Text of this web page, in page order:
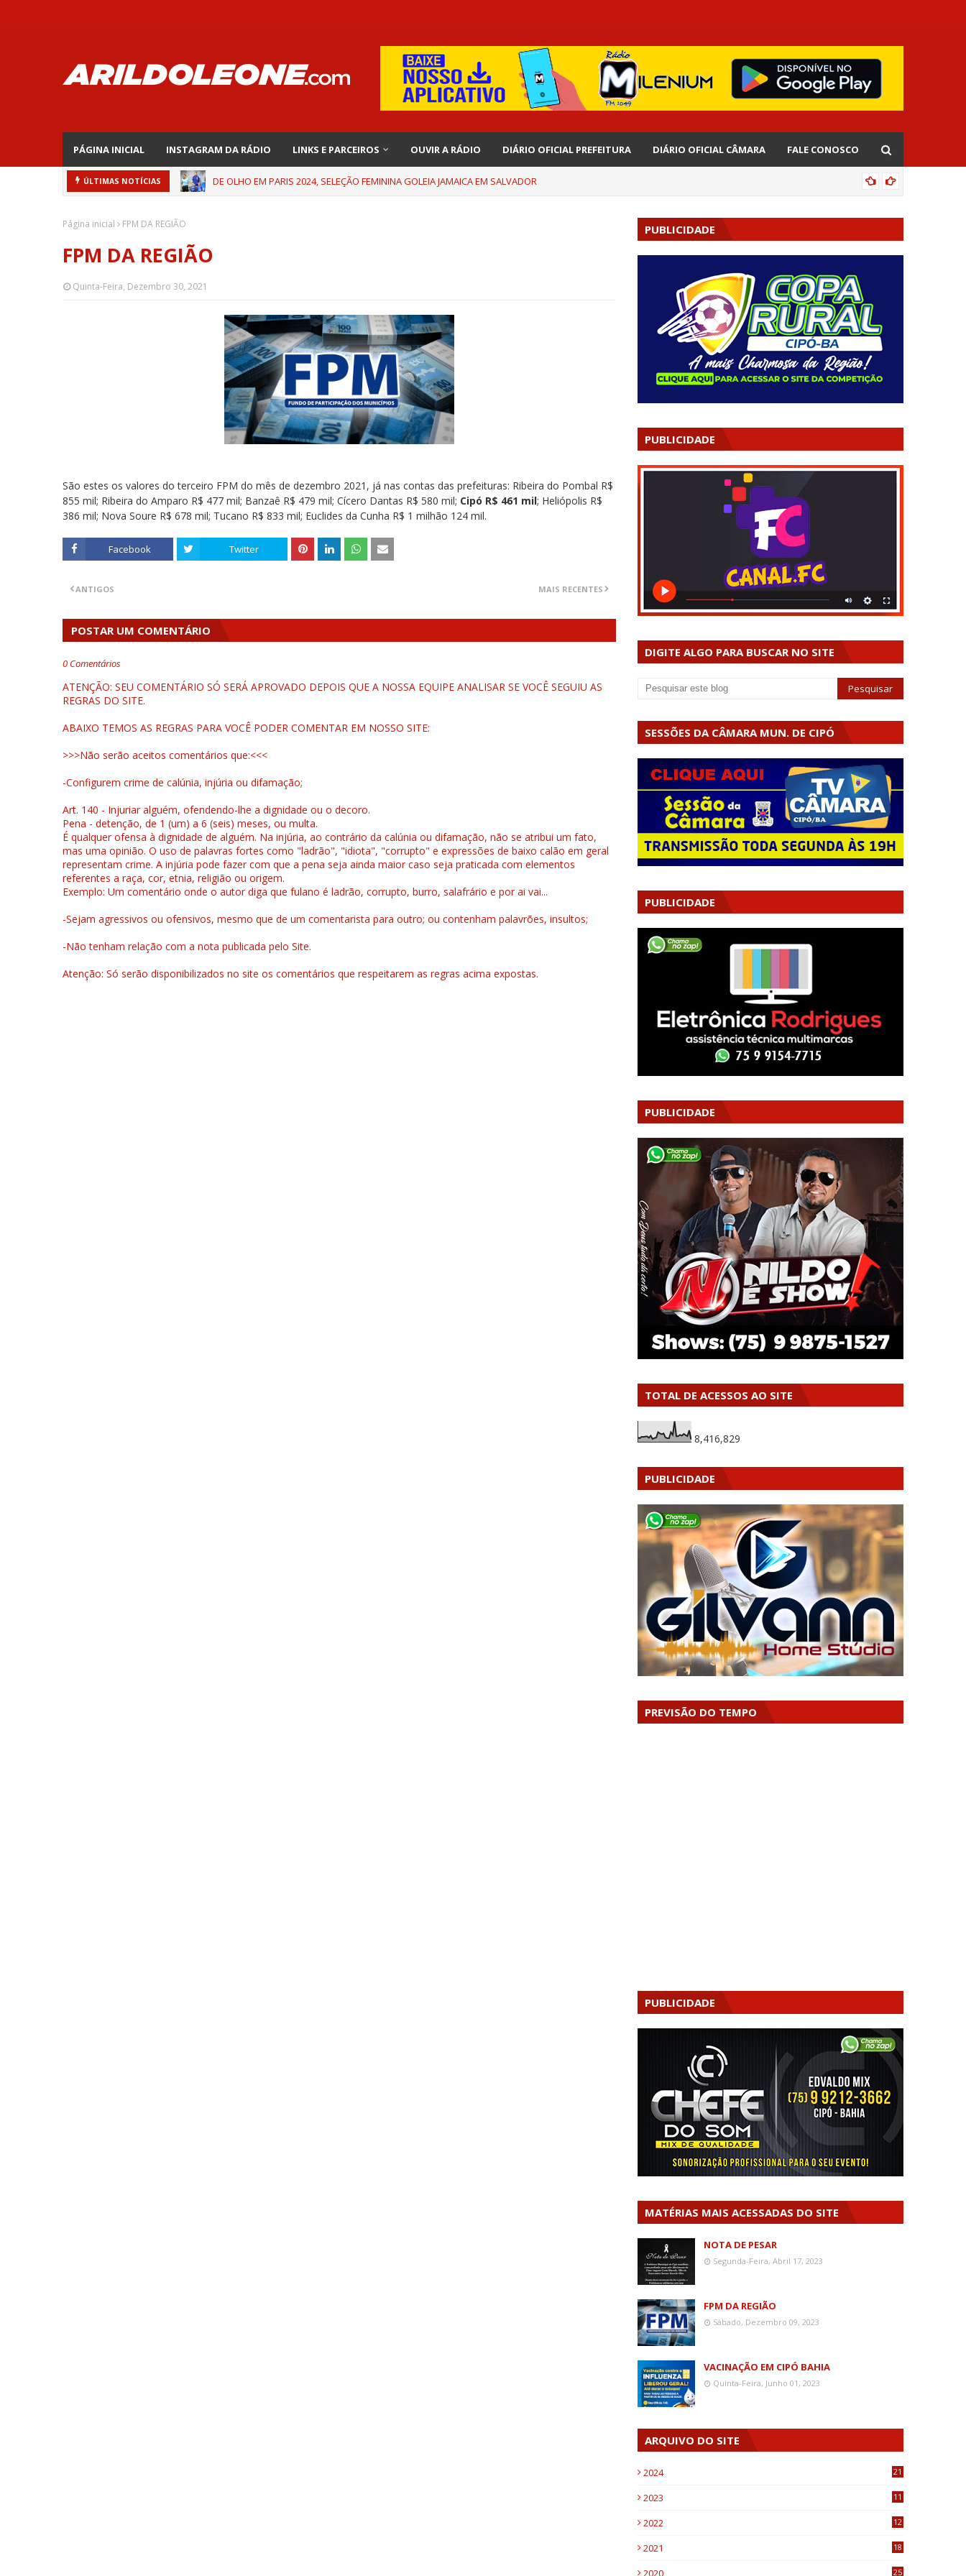
PÁGINA INICIAL INSTAGRAM DA RÁDIO LINKS E PARCEIROS OUVIR A RÁDIO DIÁRIO OFICIAL PREFEITURA DIÁRIO OFICIAL CÂMARA FALE CONOSCO
ÚLTIMAS NOTÍCIAS DE OLHO EM PARIS 2024, SELEÇÃO FEMININA GOLEIA JAMAICA EM SALVADOR
Página inicial FPM DA REGIÃO
FPM DA REGIÃO
Quinta-Feira, Dezembro 30, 2021
São estes os valores do terceiro FPM do mês de dezembro 2021, já nas contas das prefeituras: Ribeira do Pombal R$
855 mil; Ribeira do Amparo R$ 477 mil; Banzaê R$ 479 mil; Cícero Dantas R$ 580 mil; Cipó R$ 461 mil; Heliópolis R$
386 mil; Nova Soure R$ 678 mil; Tucano R$ 833 mil; Euclides da Cunha R$ 1 milhão 124 mil.
Facebook Twitter
MAIS RECENTES
ANTIGOS
POSTAR UM COMENTÁRIO
0 Comentários
ATENÇÃO: SEU COMENTÁRIO SÓ SERÁ APROVADO DEPOIS QUE A NOSSA EQUIPE ANALISAR SE VOCÊ SEGUIU AS
REGRAS DO SITE.
ABAIXO TEMOS AS REGRAS PARA VOCÊ PODER COMENTAR EM NOSSO SITE:
>>>Não serão aceitos comentários que:<<<
-Configurem crime de calúnia, injúria ou difamação;
Art. 140 - Injuriar alguém, ofendendo-lhe a dignidade ou o decoro.
Pena - detenção, de 1 (um) a 6 (seis) meses, ou multa.
É qualquer ofensa à dignidade de alguém. Na injúria, ao contrário da calúnia ou difamação, não se atribui um fato,
mas uma opinião. O uso de palavras fortes como "ladrão", "idiota", "corrupto" e expressões de baixo calão em geral
representam crime. A injúria pode fazer com que a pena seja ainda maior caso seja praticada com elementos
referentes a raça, cor, etnia, religião ou origem.
Exemplo: Um comentário onde o autor diga que fulano é ladrão, corrupto, burro, salafrário e por ai vai...
-Sejam agressivos ou ofensivos, mesmo que de um comentarista para outro; ou contenham palavrões, insultos;
-Não tenham relação com a nota publicada pelo Site.
Atenção: Só serão disponibilizados no site os comentários que respeitarem as regras acima expostas.
PUBLICIDADE
PUBLICIDADE
DIGITE ALGO PARA BUSCAR NO SITE
SESSÕES DA CÂMARA MUN. DE CIPÓ
PUBLICIDADE
PUBLICIDADE
TOTAL DE ACESSOS AO SITE
8,416,829
PUBLICIDADE
PREVISÃO DO TEMPO
PUBLICIDADE
MATÉRIAS MAIS ACESSADAS DO SITE
NOTA DE PESAR
Segunda-Feira, Abril 17, 2023
FPM DA REGIÃO
Sábado, Dezembro 09, 2023
VACINAÇÃO EM CIPÓ BAHIA
Quinta-Feira, Junho 01, 2023
ARQUIVO DO SITE
2024 21
2023
11
2022
12
2021
18
2020 25